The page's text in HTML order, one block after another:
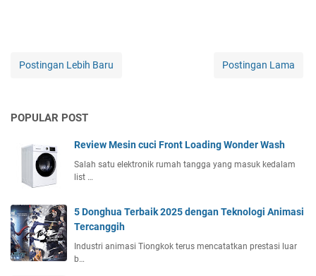
Postingan Lebih Baru Postingan Lama
POPULAR POST
Review Mesin cuci Front Loading Wonder Wash
Salah satu elektronik rumah tangga yang masuk kedalam
list …
5 Donghua Terbaik 2025 dengan Teknologi Animasi
Tercanggih
Industri animasi Tiongkok terus mencatatkan prestasi luar
b…